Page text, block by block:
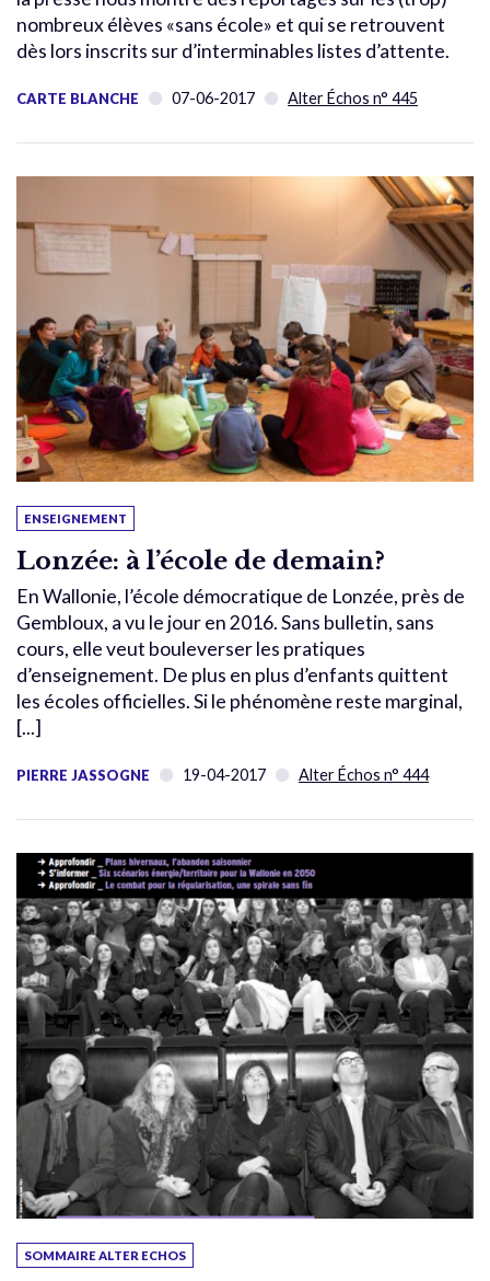
nombreux élèves «sans école» et qui se retrouvent
dès lors inscrits sur d’interminables listes d’attente.
CARTE BLANCHE 07-06-2017 Alter Échos n° 445
ENSEIGNEMENT
Lonzée: à l’école de demain?
En Wallonie, l’école démocratique de Lonzée, près de
Gembloux, a vu le jour en 2016. Sans bulletin, sans
cours, elle veut bouleverser les pratiques
d’enseignement. De plus en plus d’enfants quittent
les écoles officielles. Si le phénomène reste marginal,
[...]
PIERRE JASSOGNE 19-04-2017 Alter Échos n° 444
SOMMAIRE ALTER ECHOS